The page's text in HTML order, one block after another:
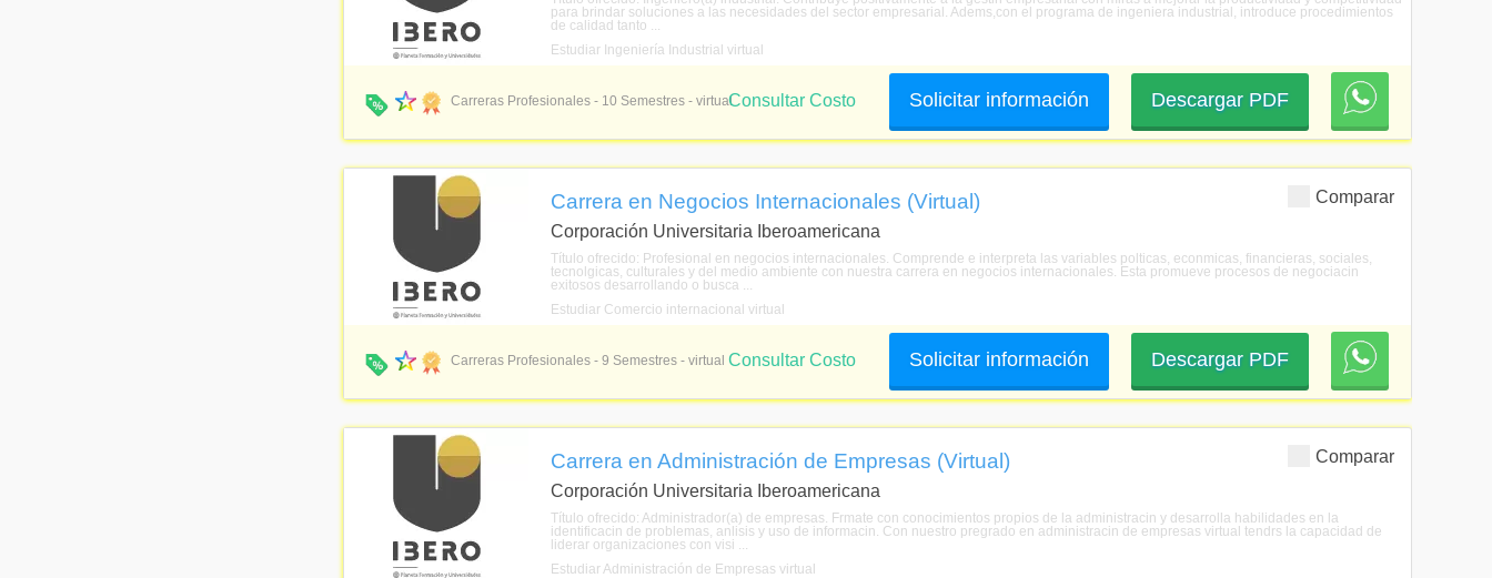
para brindar soluciones a las necesidades del sector empresarial. Adems,con el programa de ingeniera industrial, introduce procedimientos
de calidad tanto ...
Estudiar Ingeniería Industrial virtual
Carreras Profesionales - 10 Semestres - virtual Descargar PDF
Solicitar información
Consultar Costo
Comparar
Carrera en Negocios Internacionales (Virtual)
Corporación Universitaria Iberoamericana
Título ofrecido: Profesional en negocios internacionales. Comprende e interpreta las variables polticas, econmicas, financieras, sociales,
tecnolgicas, culturales y del medio ambiente con nuestra carrera en negocios internacionales. Esta promueve procesos de negociacin
exitosos desarrollando o busca ...
Estudiar Comercio internacional virtual
Carreras Profesionales - 9 Semestres - virtual Descargar PDF
Solicitar información
Consultar Costo
Comparar
Carrera en Administración de Empresas (Virtual)
Corporación Universitaria Iberoamericana
Título ofrecido: Administrador(a) de empresas. Frmate con conocimientos propios de la administracin y desarrolla habilidades en la
identificacin de problemas, anlisis y uso de informacin. Con nuestro pregrado en administracin de empresas virtual tendrs la capacidad de
liderar organizaciones con visi ...
Estudiar Administración de Empresas virtual